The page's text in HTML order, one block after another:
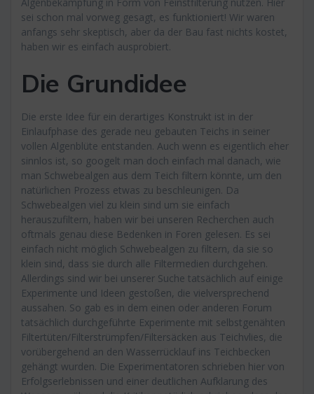
sei schon mal vorweg gesagt, es funktioniert! Wir waren
anfangs sehr skeptisch, aber da der Bau fast nichts kostet,
haben wir es einfach ausprobiert.
Die Grundidee
Die erste Idee für ein derartiges Konstrukt ist in der
Einlaufphase des gerade neu gebauten Teichs in seiner
vollen Algenblüte entstanden. Auch wenn es eigentlich eher
sinnlos ist, so googelt man doch einfach mal danach, wie
man Schwebealgen aus dem Teich filtern könnte, um den
natürlichen Prozess etwas zu beschleunigen. Da
Schwebealgen viel zu klein sind um sie einfach
herauszufiltern, haben wir bei unseren Recherchen auch
oftmals genau diese Bedenken in Foren gelesen. Es sei
einfach nicht möglich Schwebealgen zu filtern, da sie so
klein sind, dass sie durch alle Filtermedien durchgehen.
Allerdings sind wir bei unserer Suche tatsächlich auf einige
Experimente und Ideen gestoßen, die vielversprechend
aussahen. So gab es in dem einen oder anderen Forum
tatsächlich durchgeführte Experimente mit selbstgenähten
Filtertüten/Filterstrümpfen/Filtersäcken aus Teichvlies, die
vorübergehend an den Wasserrücklauf ins Teichbecken
gehängt wurden. Die Experimentatoren schrieben hier von
Erfolgserlebnissen und einer deutlichen Aufklarung des